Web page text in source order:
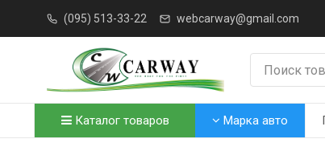
(095) 513-33-22 webcarway@gmail.com
Каталог товаров Марка авто